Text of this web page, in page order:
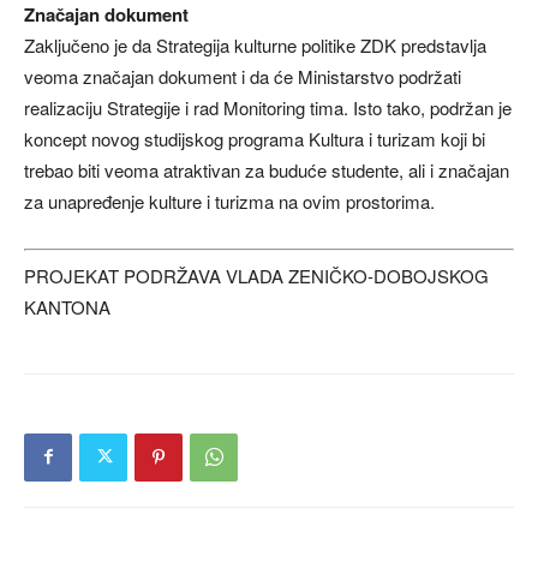
Značajan dokument
Zaključeno je da Strategija kulturne politike ZDK predstavlja
veoma značajan dokument i da će Ministarstvo podržati
realizaciju Strategije i rad Monitoring tima. Isto tako, podržan je
koncept novog studijskog programa Kultura i turizam koji bi
trebao biti veoma atraktivan za buduće studente, ali i značajan
za unapređenje kulture i turizma na ovim prostorima.
PROJEKAT PODRŽAVA VLADA ZENIČKO-DOBOJSKOG
KANTONA